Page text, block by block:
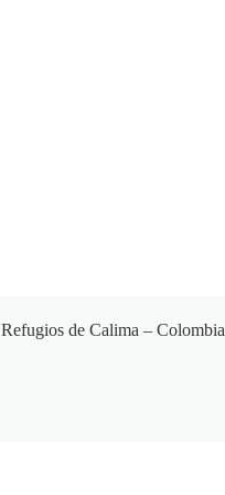
Refugios de Calima – Colombia